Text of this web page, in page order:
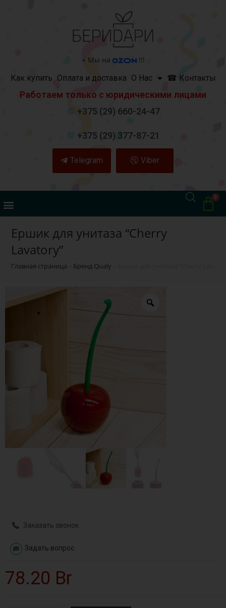
+ Мы на
!!!
Как купить Оплата и доставка О Нас ☎ Контакты
Работаем только с юридическими лицами
+375 (29) 660-24-47
+375 (29) 377-87-21
Telegram Viber
Ершик для унитаза “Cherry
Lavatory”
Главная страница Бренд Qualy
Заказать звонок
Задать вопрос
78.20 Br